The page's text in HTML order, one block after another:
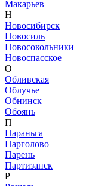
Макарьев
Н
Новосибирск
Новосиль
Новосокольники
Новоспасское
О
Обливская
Облучье
Обнинск
Обоянь
П
Параньга
Парголово
Парень
Партизанск
Р